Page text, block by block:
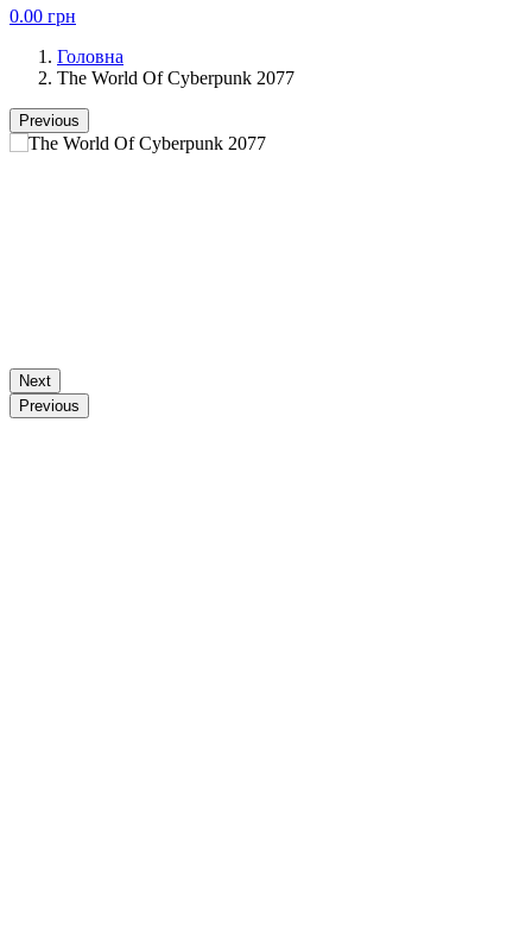
0.00 грн
Головна
The World Of Cyberpunk 2077
Previous
Next
Previous